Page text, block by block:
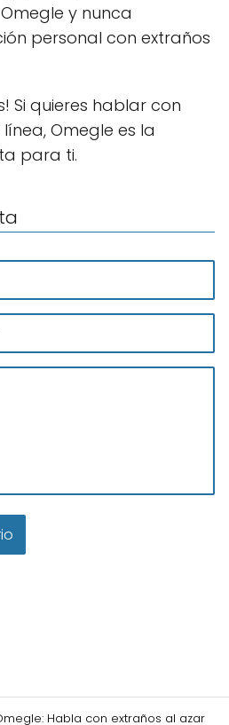
y nunca
personal con extraños
Si quieres hablar con
Omegle es la
para ti.
Habla con extraños al azar